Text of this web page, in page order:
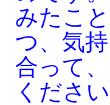
みたこ
つ、気
合って
ください